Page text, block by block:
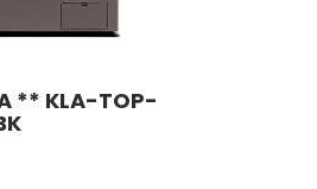
** KLA-TOP-